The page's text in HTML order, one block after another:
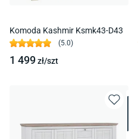
Komoda Kashmir Ksmk43-D43
(5.0)
1 499zł/szt